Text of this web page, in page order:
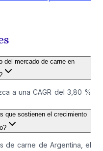
del mercado de carne en
a una CAGR del 3,80 %
que sostienen el crecimiento
de carne de Argentina, el